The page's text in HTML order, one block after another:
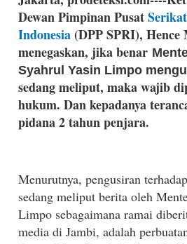
Dewan Pimpinan Pusat
Indonesia(DPP SPRI), Hence
menegaskan, jika benar
Syahrul Yasin Limpo
sedang meliput, maka wajib
hukum. Dan kepadanya
pidana 2 tahun penjara.
Menurutnya, pengusiran
sedang meliput berita oleh
Limpo sebagaimana ramai
media di Jambi, adalah